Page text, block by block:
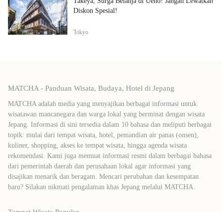
Diskon Spesial!
Tokyo
MATCHA - Panduan Wisata, Budaya, Hotel di Jepang
MATCHA adalah media yang menyajikan berbagai informasi untuk
wisatawan mancanegara dan warga lokal yang berminat dengan wisata
Jepang. Informasi di sini tersedia dalam 10 bahasa dan meliputi berbagai
topik: mulai dari tempat wisata, hotel, pemandian air panas (onsen),
kuliner, shopping, akses ke tempat wisata, hingga agenda wisata
rekomendasi. Kami juga memuat informasi resmi dalam berbagai bahasa
dari pemerintah daerah dan perusahaan lokal agar informasi yang
disajikan menarik dan beragam. Mencari perubahan dan kesempatan
baru? Silakan nikmati pengalaman khas Jepang melalui MATCHA.